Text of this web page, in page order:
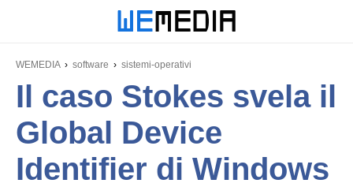
WEMEDIA software sistemi-operativi
Il caso Stokes svela il
Global Device
Identifier di Windows